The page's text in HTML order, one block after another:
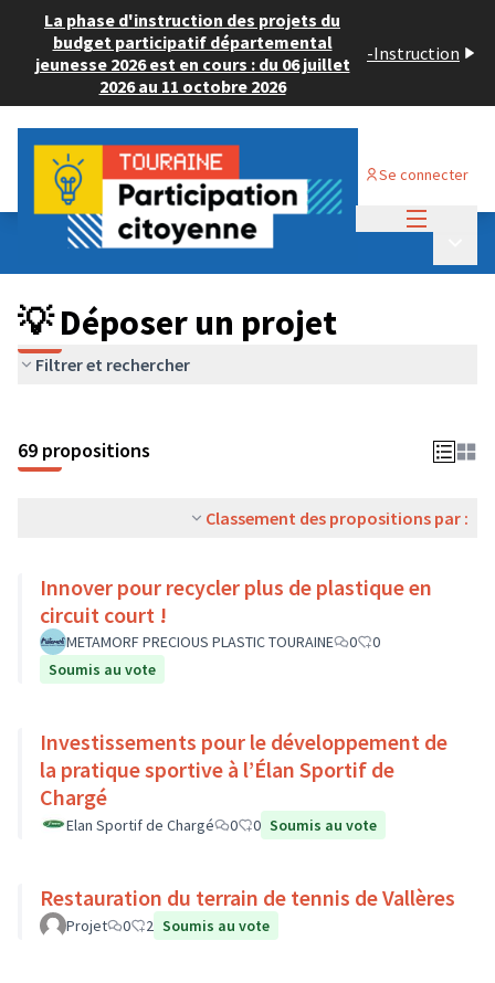
La phase d'instruction des projets du
budget participatif départemental
jeunesse 2026 est en cours : du 06 juillet
2026 au 11 octobre 2026
-Instruction
Se connecter
Budget Participatif ADULTE 2024
💡 Déposer un projet
💡 Déposer un projet
Filtrer et rechercher
69 propositions
Classement des propositions par :
Innover pour recycler plus de plastique en
circuit court !
METAMORF PRECIOUS PLASTIC TOURAINE 0
0
Soumis au vote
Investissements pour le développement de
la pratique sportive à l’Élan Sportif de
Chargé
Elan Sportif de Chargé 0 0 Soumis au vote
Restauration du terrain de tennis de Vallères
Projet 0 2 Soumis au vote